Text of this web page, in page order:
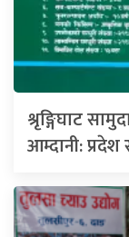
श्रृङ्गिघाट
आम्दानी: